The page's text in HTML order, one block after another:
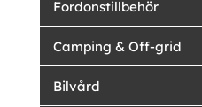
Fordonstillbehör
Camping & Off-grid
Bilvård